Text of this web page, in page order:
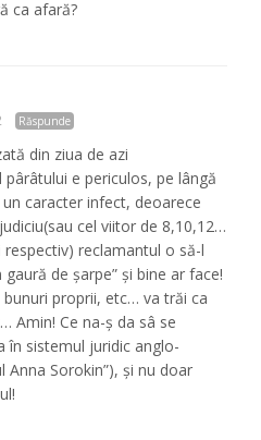
ca afară?
Răspunde
din ziua de azi
e periculos, pe lângă
caracter infect, deoarece
cel viitor de 8,10,12…
reclamantul o să-l
gaură de șarpe” și bine ar face!
bunuri proprii, etc… va trăi ca
Amin! Ce na-ș da sâ se
în sistemul juridic anglo-
Anna Sorokin”), și nu doar